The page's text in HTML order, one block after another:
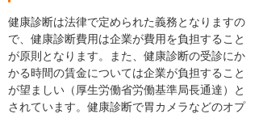
健康診断は法律で定められた義務となりますの
で、健康診断費用は企業が費用を負担すること
が原則となります。また、健康診断の受診にか
かる時間の賃金については企業が負担すること
が望ましい（厚生労働省労働基準局長通達）と
されています。健康診断で胃カメラなどのオプ